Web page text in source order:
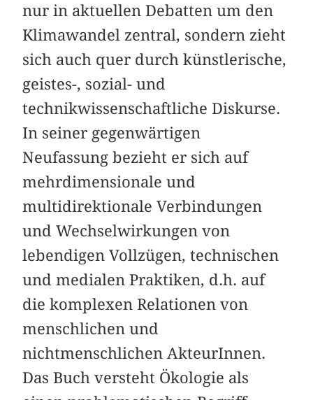
nur in aktuellen Debatten um den
Klimawandel zentral, sondern zieht
sich auch quer durch künstlerische,
geistes-, sozial- und
technikwissenschaftliche Diskurse.
In seiner gegenwärtigen
Neufassung bezieht er sich auf
mehr­dimensionale und
multidirektionale Verbindungen
und Wechselwirkungen von
lebendigen Vollzügen, technischen
und medialen Praktiken, d.h. auf
die komplexen Relationen von
menschlichen und
nichtmenschlichen AkteurInnen.
Das Buch versteht Ökologie als